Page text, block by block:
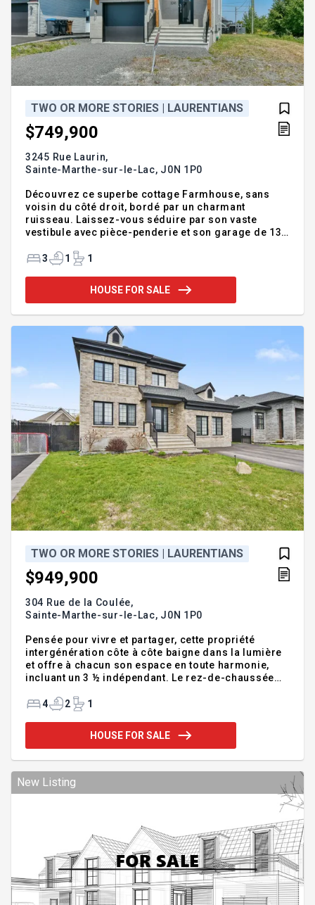
TWO OR MORE STORIES | LAURENTIANS
$749,900
3245 Rue Laurin,
Sainte-Marthe-sur-le-Lac, J0N 1P0
Découvrez ce superbe cottage Farmhouse, sans
voisin du côté droit, bordé par un charmant
ruisseau. Laissez-vous séduire par son vaste
vestibule avec pièce-penderie et son garage de 13
d'armoires pleine hauteur, de comptoirs en quartz
décoratrice. Vous apprécierez l'escalier moderne
qui mène aux trois chambres du second étage.
autoportant,ainsi que d'un sous-sol lumineux, prêt
pour aménager une
3 1 1
HOUSE FOR SALE
TWO OR MORE STORIES | LAURENTIANS
$949,900
304 Rue de la Coulée,
Sainte-Marthe-sur-le-Lac, J0N 1P0
Pensée pour vivre et partager, cette propriété
intergénération côte à côte baigne dans la lumière
et offre à chacun son espace en toute harmonie,
incluant un 3 ½ indépendant. Le rez-de-chaussée
conviviale aux armoires pleine hauteur. À
piscine creusée au sel, chauffée et ornée d'une
chute, créant un véritable refuge estival. Pavé,
environnement invitant à profiter pleinement du
quotidien. - 2024, sous-sol - S
4 2 1
HOUSE FOR SALE
New Listing